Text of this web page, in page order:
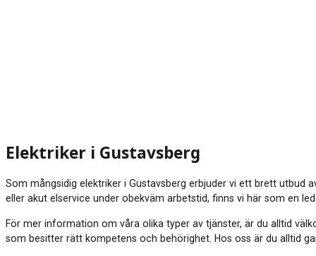
Elektriker i Gustavsberg
Som mångsidig elektriker i Gustavsberg erbjuder vi ett brett utbud
eller akut elservice under obekväm arbetstid, finns vi här som en
För mer information om våra olika typer av tjänster, är du alltid
som besitter rätt kompetens och behörighet. Hos oss är du alltid